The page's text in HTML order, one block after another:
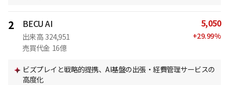
2 BECU AI
出来高 324,951
売買代金 16億
5,050
+29.99%
ビズプレイと戦略的提携、AI基盤の出張・経費管理サービスの
高度化